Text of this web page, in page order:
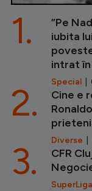
”Pe
iubita
intrat
Special |
1.
Cine e
Diverse |
2.
CFR
SuperLiga
3.